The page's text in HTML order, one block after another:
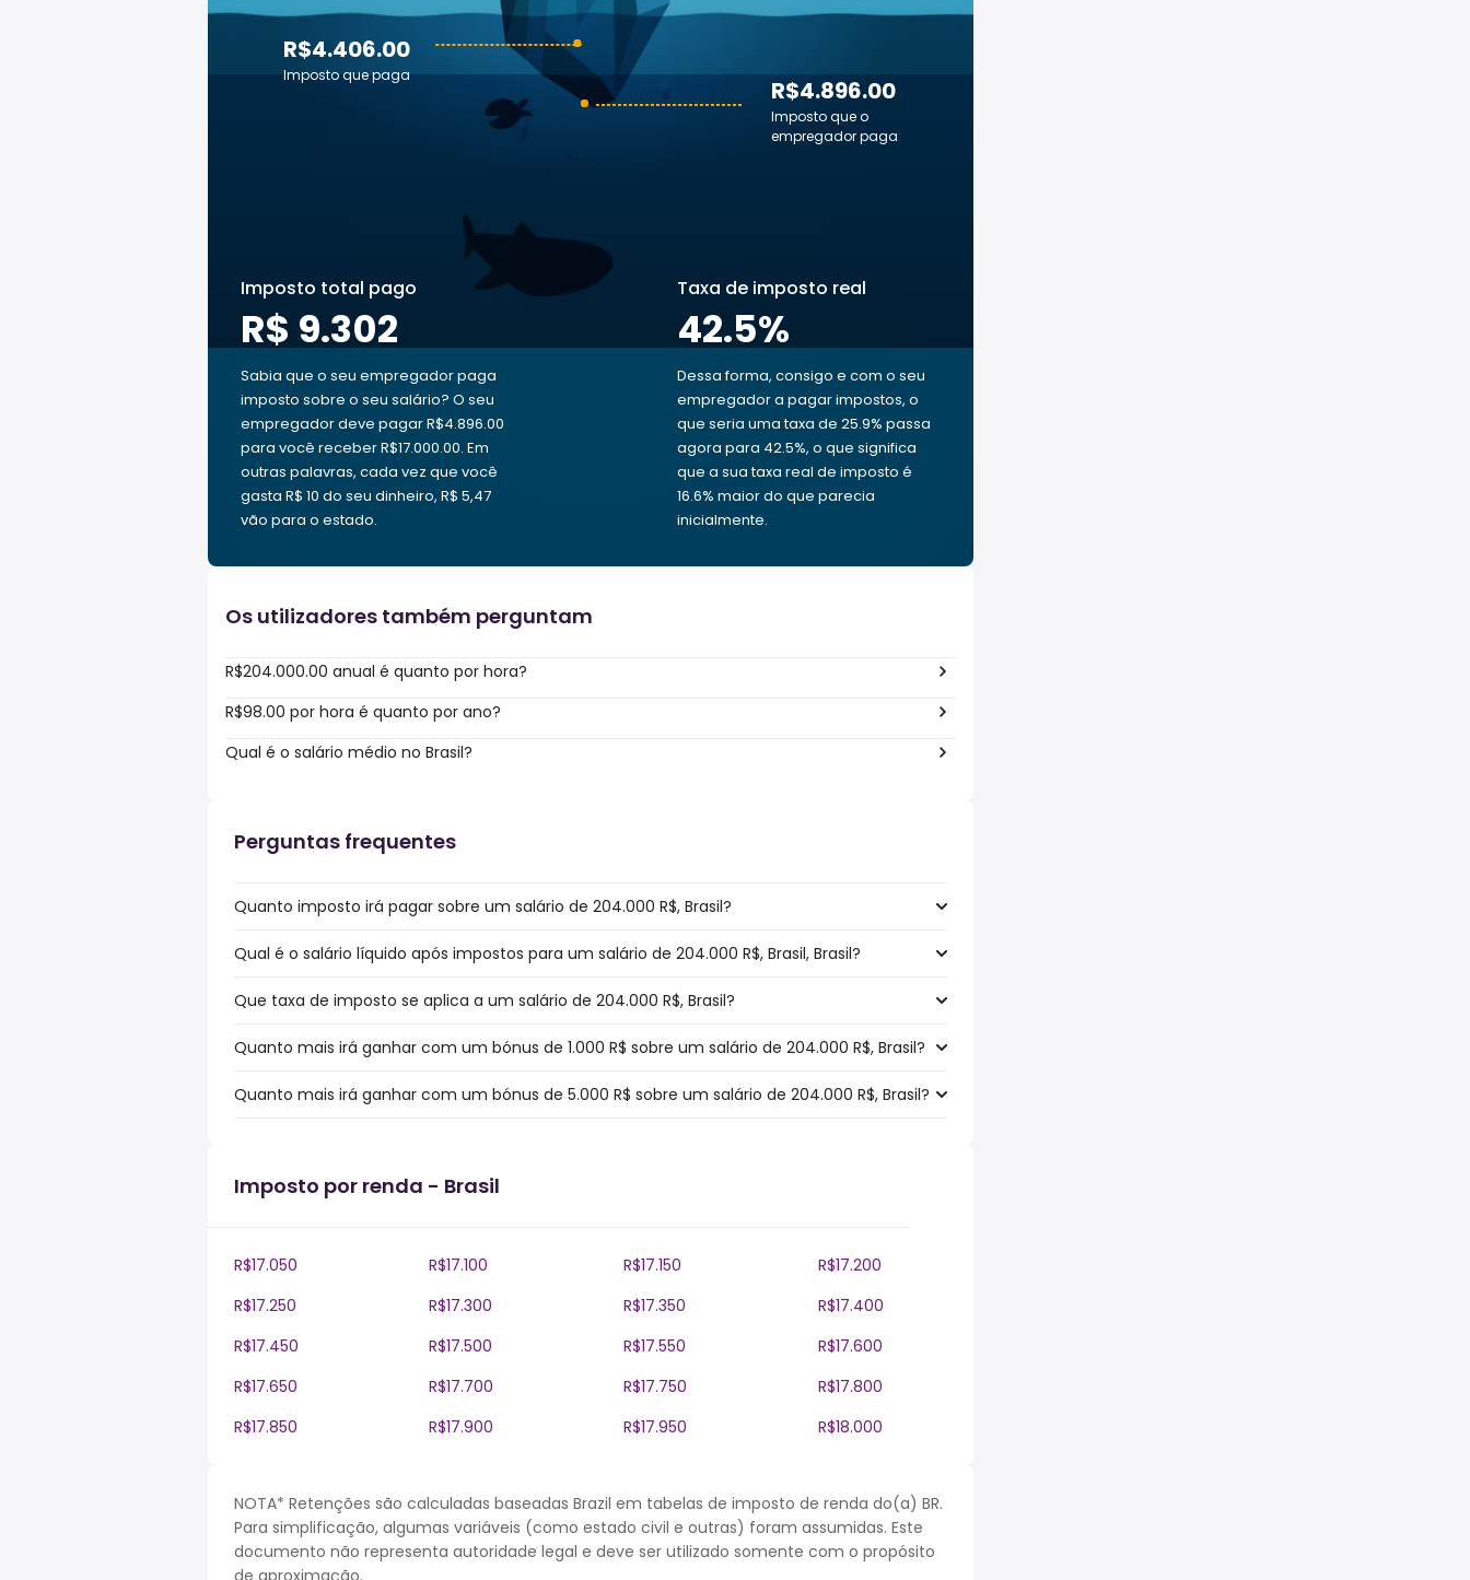
R$4.896.00
Imposto que o
empregador paga
R$4.406.00
Imposto que paga
Imposto total pago
R$ 9.302
Sabia que o seu empregador paga
imposto sobre o seu salário? O seu
empregador deve pagar R$4.896.00
para você receber R$17.000.00. Em
outras palavras, cada vez que você
gasta R$ 10 do seu dinheiro, R$ 5,47
vão para o estado.
Taxa de imposto real
42.5%
Dessa forma, consigo e com o seu
empregador a pagar impostos, o
que seria uma taxa de 25.9% passa
agora para 42.5%, o que significa
que a sua taxa real de imposto é
16.6% maior do que parecia
inicialmente.
Os utilizadores também perguntam
R$204.000.00 anual é quanto por hora?
R$98.00 por hora é quanto por ano?
Qual é o salário médio no Brasil?
Perguntas frequentes
Quanto imposto irá pagar sobre um salário de 204.000 R$, Brasil?
Qual é o salário líquido após impostos para um salário de 204.000 R$, Brasil, Brasil?
Que taxa de imposto se aplica a um salário de 204.000 R$, Brasil?
Quanto mais irá ganhar com um bónus de 1.000 R$ sobre um salário de 204.000 R$, Brasil?
Quanto mais irá ganhar com um bónus de 5.000 R$ sobre um salário de 204.000 R$, Brasil?
Imposto por renda - Brasil
R$17.050 R$17.100 R$17.150
R$17.200
R$17.250
R$17.300 R$17.350
R$17.400
R$17.450
R$17.500 R$17.550
R$17.600
R$17.650
R$17.700 R$17.750
R$17.800
R$17.850
R$17.900 R$17.950 R$18.000
NOTA* Retenções são calculadas baseadas Brazil em tabelas de imposto de renda do(a) BR.
Para simplificação, algumas variáveis (como estado civil e outras) foram assumidas. Este
documento não representa autoridade legal e deve ser utilizado somente com o propósito
de aproximação.